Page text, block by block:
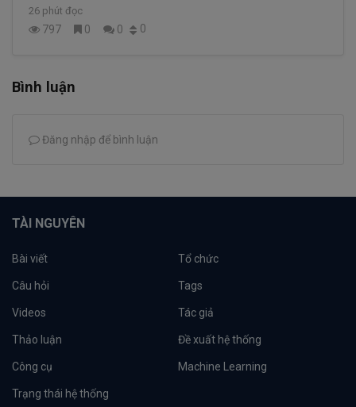
26 phút đọc
797 0 0 0
Bình luận
Đăng nhập để bình luận
TÀI NGUYÊN
Bài viết Tổ chức
Câu hỏi Tags
Videos Tác giả
Thảo luận Đề xuất hệ thống
Công cụ Machine Learning
Trạng thái hệ thống